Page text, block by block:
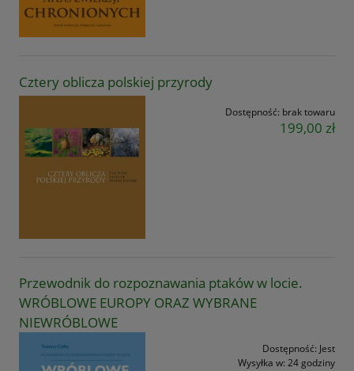
Cztery oblicza polskiej przyrody
Dostępność: brak towaru
199,00 zł
Przewodnik do rozpoznawania ptaków w locie.
WRÓBLOWE EUROPY ORAZ WYBRANE
NIEWRÓBLOWE
Dostępność: Jest
Wysyłka w: 24 godziny